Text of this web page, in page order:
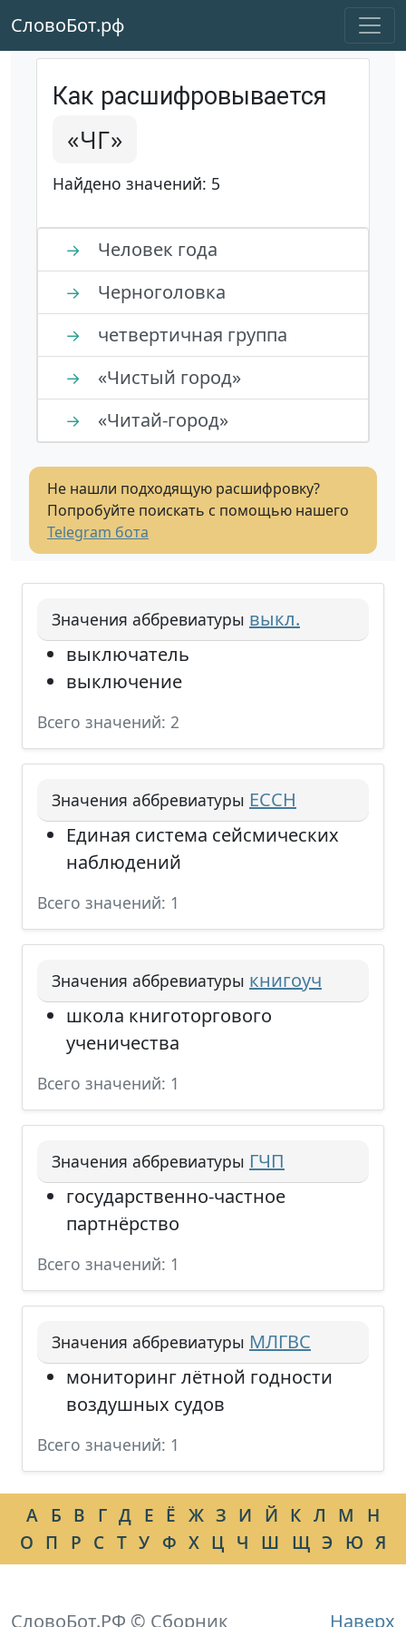
СловоБот.рф
Как расшифровывается
«ЧГ»
Найдено значений: 5
→ Человек года
→ Черноголовка
→ четвертичная группа
→ «Чистый город»
→ «Читай-город»
Не нашли подходящую расшифровку?
Попробуйте поискать с помощью нашего
Telegram бота
Значения аббревиатуры выкл.
выключатель
выключение
Всего значений: 2
Значения аббревиатуры ЕССН
Единая система сейсмических
наблюдений
Всего значений: 1
Значения аббревиатуры книгоуч
школа книготоргового
ученичества
Всего значений: 1
Значения аббревиатуры ГЧП
государственно-частное
партнёрство
Всего значений: 1
Значения аббревиатуры МЛГВС
мониторинг лётной годности
воздушных судов
Всего значений: 1
А Б В Г Д Е Ё Ж З И Й К Л М
Н
О П Р С Т У Ф Х Ц Ч Ш Щ Э Ю Я
Наверх
СловоБот.РФ © Сборник